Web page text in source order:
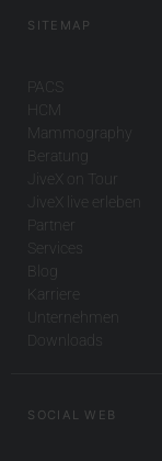
SITEMAP
PACS
HCM
Mammography
Beratung
JiveX on Tour
JiveX live erleben
Partner
Services
Blog
Karriere
Unternehmen
Downloads
SOCIAL WEB